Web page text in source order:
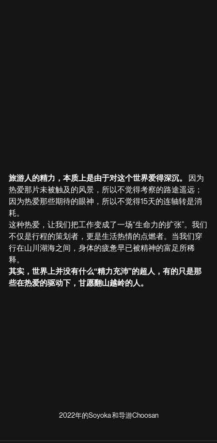
旅游人的精力，本质上是由于对这个世界爱得深沉。
因为
热爱那片未被触及的风景，所以不觉得考察的路途遥远；
因为热爱那些期待的眼神，所以不觉得15天的连轴转是消
耗。
这种热爱，让我们把工作变成了一场“生命力的扩张”。我们
不仅是行程的策划者，更是生活热情的点燃者。当我们穿
行在山川湖海之间，身体的疲惫早已被精神的富足所稀
释。
其实，世界上并没有什么“精力充沛”的超人，有的只是那
些在热爱的驱动下，甘愿翻山越岭的人。
2022年的Soyoka 和导游Choosan